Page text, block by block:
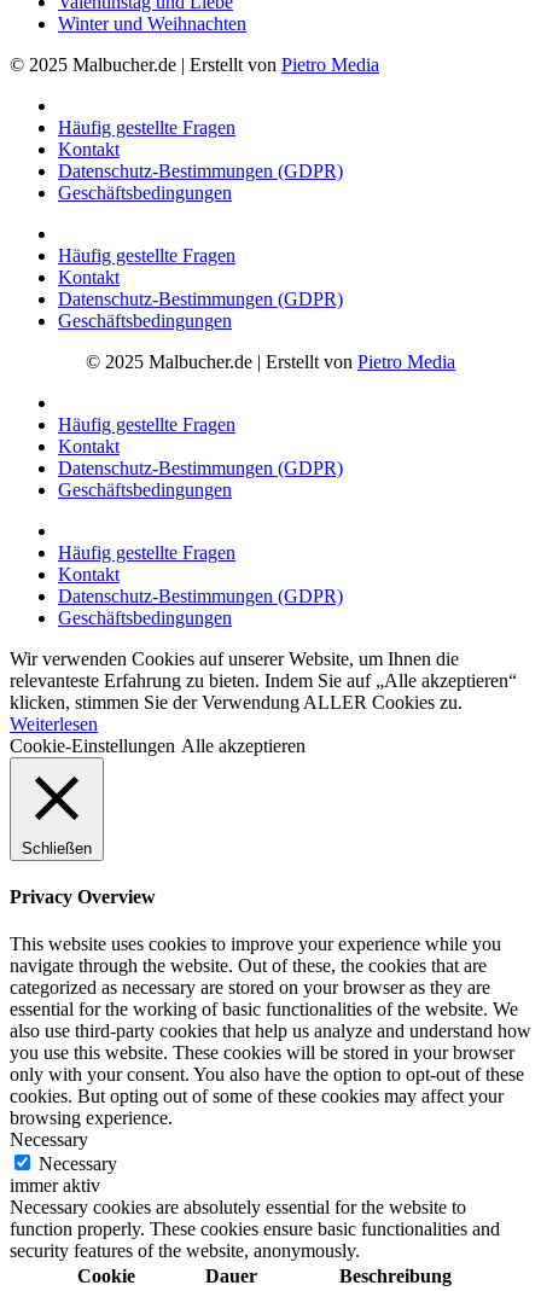
Winter und Weihnachten
© 2025 Malbucher.de | Erstellt von Pietro Media
Häufig gestellte Fragen
Kontakt
Datenschutz-Bestimmungen (GDPR)
Geschäftsbedingungen
Häufig gestellte Fragen
Kontakt
Datenschutz-Bestimmungen (GDPR)
Geschäftsbedingungen
© 2025 Malbucher.de | Erstellt von Pietro Media
Häufig gestellte Fragen
Kontakt
Datenschutz-Bestimmungen (GDPR)
Geschäftsbedingungen
Häufig gestellte Fragen
Kontakt
Datenschutz-Bestimmungen (GDPR)
Geschäftsbedingungen
Wir verwenden Cookies auf unserer Website, um Ihnen die
relevanteste Erfahrung zu bieten. Indem Sie auf „Alle akzeptieren“
klicken, stimmen Sie der Verwendung ALLER Cookies zu.
Weiterlesen
Cookie-Einstellungen Alle akzeptieren
Schließen
Privacy Overview
This website uses cookies to improve your experience while you
navigate through the website. Out of these, the cookies that are
categorized as necessary are stored on your browser as they are
essential for the working of basic functionalities of the website. We
also use third-party cookies that help us analyze and understand how
you use this website. These cookies will be stored in your browser
only with your consent. You also have the option to opt-out of these
cookies. But opting out of some of these cookies may affect your
browsing experience.
Necessary
Necessary
immer aktiv
Necessary cookies are absolutely essential for the website to
function properly. These cookies ensure basic functionalities and
security features of the website, anonymously.
Cookie
Dauer Beschreibung